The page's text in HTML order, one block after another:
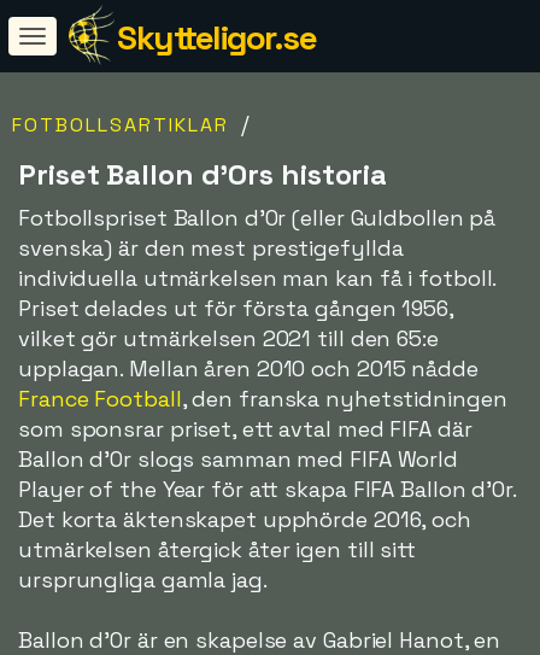
Skytteligor.se
FOTBOLLSARTIKLAR /
Priset Ballon d'Ors historia
Fotbollspriset Ballon d'Or (eller Guldbollen på
svenska) är den mest prestigefyllda
individuella utmärkelsen man kan få i fotboll.
Priset delades ut för första gången 1956,
vilket gör utmärkelsen 2021 till den 65:e
upplagan. Mellan åren 2010 och 2015 nådde
France Football, den franska nyhetstidningen
som sponsrar priset, ett avtal med FIFA där
Ballon d'Or slogs samman med FIFA World
Player of the Year för att skapa FIFA Ballon d'Or.
Det korta äktenskapet upphörde 2016, och
utmärkelsen återgick åter igen till sitt
ursprungliga gamla jag.
Ballon d'Or är en skapelse av Gabriel Hanot, en